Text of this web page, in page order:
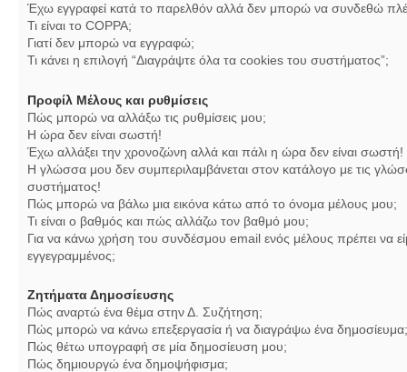
Έχω εγγραφεί κατά το παρελθόν αλλά δεν μπορώ να συνδεθώ
Τι είναι το COPPA;
Γιατί δεν μπορώ να εγγραφώ;
Τι κάνει η επιλογή “Διαγράψτε όλα τα cookies του συστήματος”;
Προφίλ Μέλους και ρυθμίσεις
Πώς μπορώ να αλλάξω τις ρυθμίσεις μου;
Η ώρα δεν είναι σωστή!
Έχω αλλάξει την χρονοζώνη αλλά και πάλι η ώρα δεν είναι σωστή!
Η γλώσσα μου δεν συμπεριλαμβάνεται στον κατάλογο με τις
συστήματος!
Πώς μπορώ να βάλω μια εικόνα κάτω από το όνομα μέλους μου;
Τι είναι ο βαθμός και πώς αλλάζω τον βαθμό μου;
Για να κάνω χρήση του συνδέσμου email ενός μέλους πρέπει να
εγγεγραμμένος;
Ζητήματα Δημοσίευσης
Πώς αναρτώ ένα θέμα στην Δ. Συζήτηση;
Πώς μπορώ να κάνω επεξεργασία ή να διαγράψω ένα δημοσίευμα;
Πώς θέτω υπογραφή σε μία δημοσίευση μου;
Πώς δημιουργώ ένα δημοψήφισμα;